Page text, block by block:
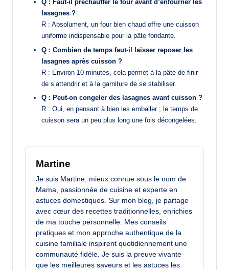
Q : Faut-il préchauffer le four avant d’enfourner les
lasagnes ?
R : Absolument, un four bien chaud offre une cuisson
uniforme indispensable pour la pâte fondante.
Q : Combien de temps faut-il laisser reposer les
lasagnes après cuisson ?
R : Environ 10 minutes, cela permet à la pâte de finir
de s’attendrir et à la garniture de se stabiliser.
Q : Peut-on congeler des lasagnes avant cuisson ?
R : Oui, en pensant à bien les emballer ; le temps de
cuisson sera un peu plus long une fois décongelées.
Martine
Je suis Martine, mieux connue sous le nom de
Mama, passionnée de cuisine et experte en
astuces domestiques. Sur mon blog, je partage
avec cœur des recettes traditionnelles, enrichies
de ma touche personnelle. Mes conseils
pratiques et mon approche authentique de la
cuisine familiale inspirent quotidiennement une
communauté fidèle. Je suis la preuve vivante
que les meilleures saveurs et les astuces les